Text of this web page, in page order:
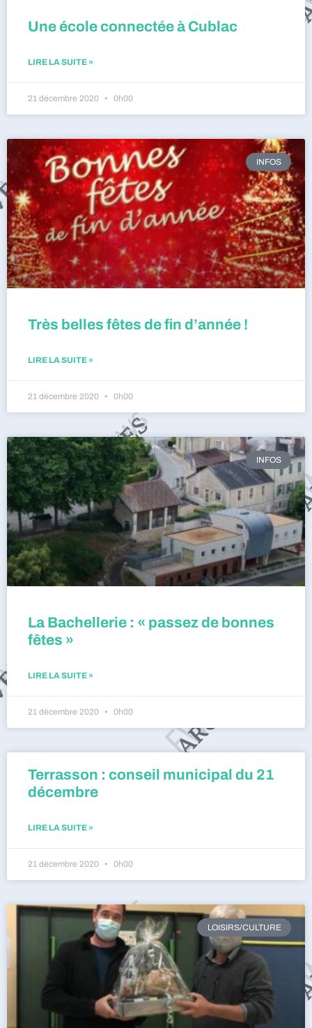
Une école connectée à Cublac
LIRE LA SUITE »
21 décembre 2020 0h00
INFOS
Très belles fêtes de fin d’année !
LIRE LA SUITE »
21 décembre 2020 0h00
INFOS
La Bachellerie : « passez de bonnes
fêtes »
LIRE LA SUITE »
21 décembre 2020 0h00
Terrasson : conseil municipal du 21
décembre
LIRE LA SUITE »
21 décembre 2020 0h00
LOISIRS/CULTURE